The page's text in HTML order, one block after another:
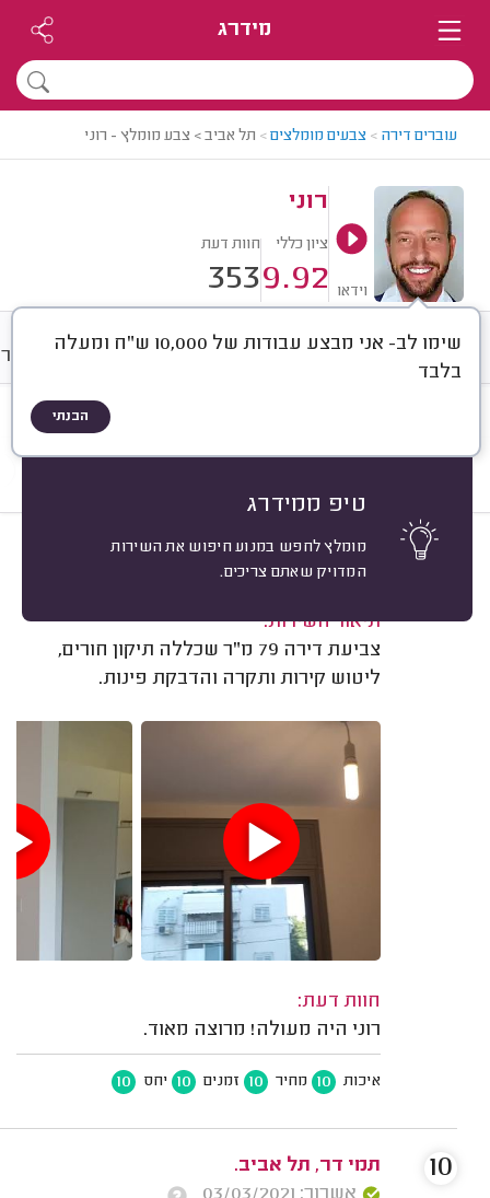
מידרג
עוברים דירה > צבעים מומלצים> תל אביב > צבע מומלץ - רוני
וידאו
רוני
ציון כללי
9.92
חוות דעת
353
שימו לב- אני מבצע עבודות של 10,000 ש"ח ומעלה
בלבד
הבנתי
טיפ ממידרג
מומלץ לחפש במנוע חיפוש את השירות
המדויק שאתם צריכים.
חוות דעת מחירים ממוצע
אלדד קרני, תל אביב.
משוב: 14/01/2022
תיאור השירות:
צביעת דירה 79 מ"ר שכללה תיקון חורים,
ליטוש קירות ותקרה והדבקת פינות.
חוות דעת:
רוני היה מעולה! מרוצה מאוד.
איכות 10 מחיר 10 זמנים 10 יחס 10
10
תמי דר, תל אביב.
10